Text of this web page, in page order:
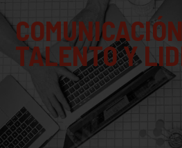
TALENTO Y